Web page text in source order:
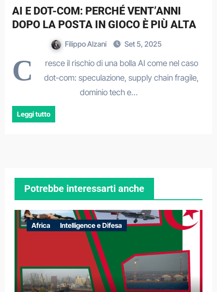
AI E DOT-COM: PERCHÉ VENT’ANNI
DOPO LA POSTA IN GIOCO È PIÙ ALTA
Filippo Alzani Set 5, 2025
C
resce il rischio di una bolla AI come nel caso
dot-com: speculazione, supply chain fragile,
dominio tech e…
Leggi tutto
Potrebbe interessarti anche
Africa Intelligence e Difesa